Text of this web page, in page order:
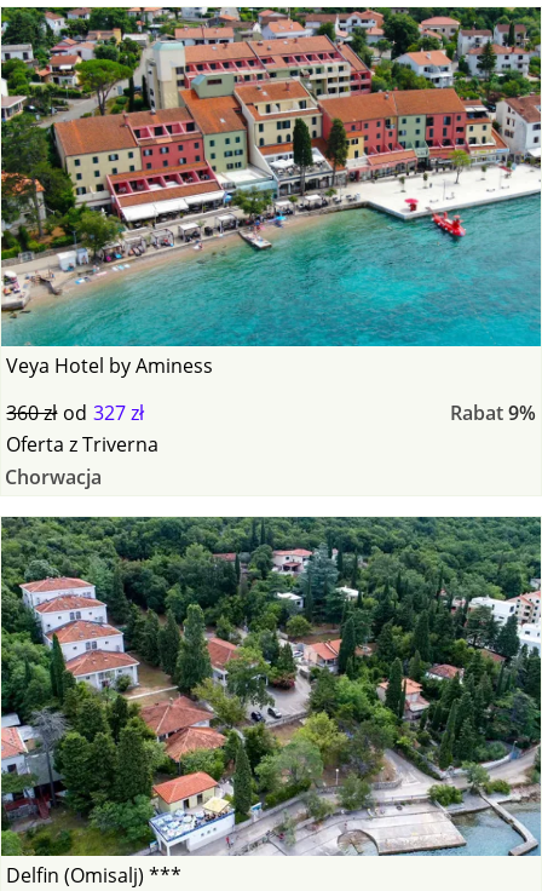
Veya Hotel by Aminess
360 zł od 327 zł Rabat9%
Oferta zTriverna
Chorwacja
Delfin (Omisalj) ***